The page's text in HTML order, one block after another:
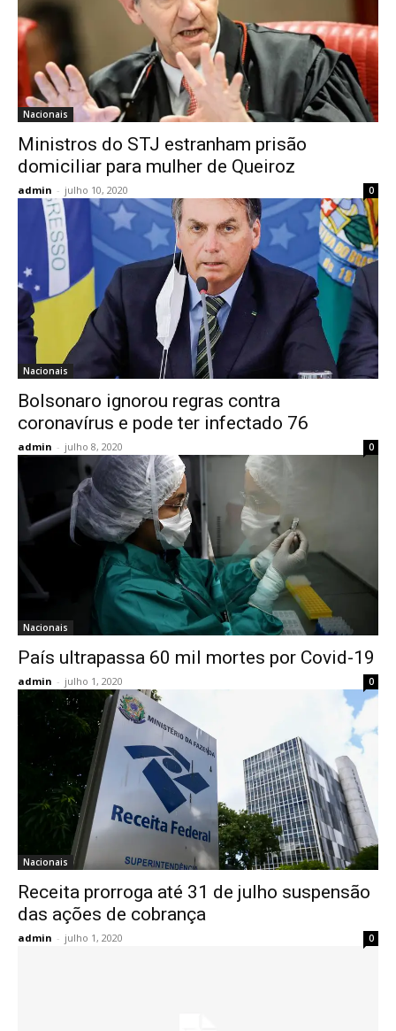
Nacionais
Ministros do STJ estranham prisão
domiciliar para mulher de Queiroz
admin - julho 10, 2020 0
Nacionais
Bolsonaro ignorou regras contra
coronavírus e pode ter infectado 76
admin - julho 8, 2020 0
Nacionais
País ultrapassa 60 mil mortes por Covid-19
admin - julho 1, 2020 0
Nacionais
Receita prorroga até 31 de julho suspensão
das ações de cobrança
admin - julho 1, 2020 0